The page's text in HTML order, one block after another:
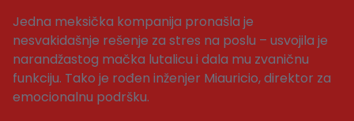
Jedna meksička kompanija pronašla je
nesvakidašnje rešenje za stres na poslu – usvojila je
narandžastog mačka lutalicu i dala mu zvaničnu
funkciju. Tako je rođen inženjer Miauricio, direktor za
emocionalnu podršku.